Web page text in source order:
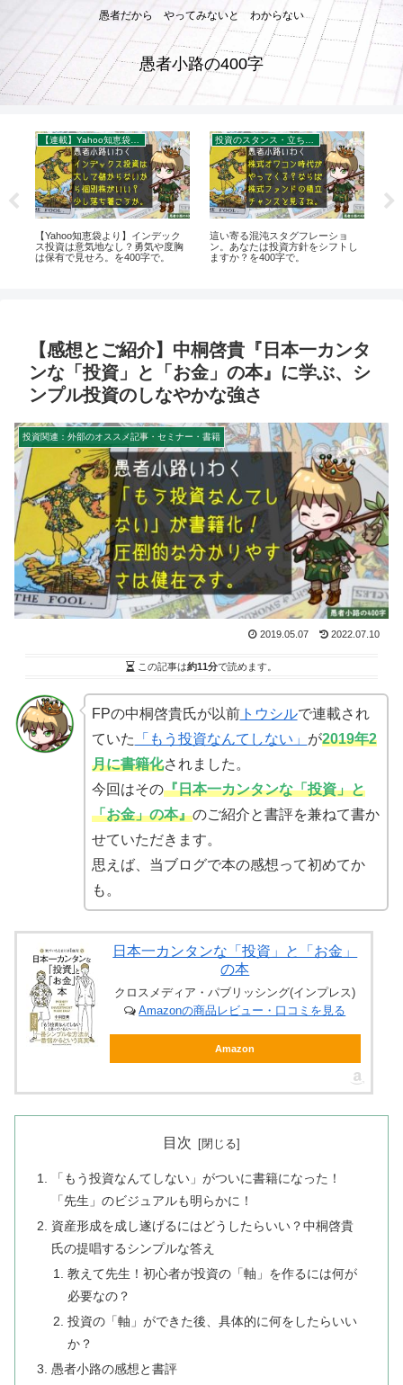
愚者だから やってみないと わからない
愚者小路の400字
【Yahoo知恵袋より】インデック
ス投資は意気地なし？勇気や度胸
は保有で見せろ。を400字で。
這い寄る混沌スタグフレーショ
ン。あなたは投資方針をシフトし
ますか？を400字で。
【感想とご紹介】中桐啓貴『日本一カンタ
ンな「投資」と「お金」の本』に学ぶ、シ
ンプル投資のしなやかな強さ
投資関連：外部のオススメ記事・セミナー・書籍
2019.05.07 2022.07.10
この記事は約11分で読めます。
FPの中桐啓貴氏が以前トウシルで連載され
ていた 「もう投資なんてしない」 が2019年2
月に書籍化されました。
今回はその『日本一カンタンな「投資」と
「お金」の本』のご紹介と書評を兼ねて書か
せていただきます。
思えば、当ブログで本の感想って初めてか
も。
日本一カンタンな「投資」と「お金」
の本
クロスメディア・パブリッシング(インプレス)
Amazonの商品レビュー・口コミを見る
Amazon
目次
「もう投資なんてしない」がついに書籍になった！
「先生」のビジュアルも明らかに！
資産形成を成し遂げるにはどうしたらいい？中桐啓貴
氏の提唱するシンプルな答え
教えて先生！初心者が投資の「軸」を作るには何が
必要なの？
投資の「軸」ができた後、具体的に何をしたらいい
か？
愚者小路の感想と書評